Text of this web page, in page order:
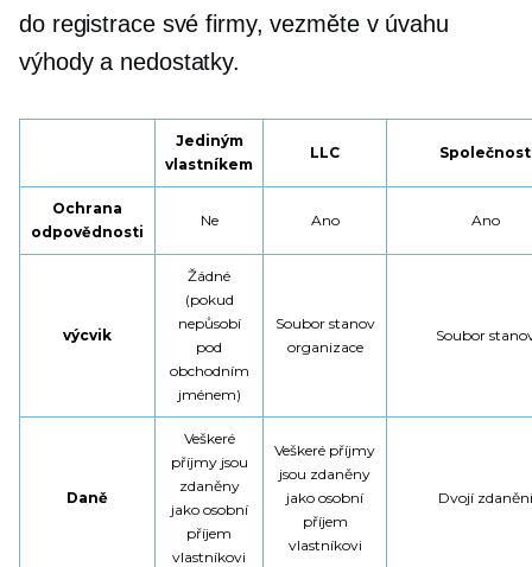
do registrace své firmy, vezměte v úvahu
výhody a nedostatky.
Jediným
vlastníkem
LLC Společnost
Ochrana
odpovědnosti
Ne Ano Ano
výcvik
Žádné
(pokud
nepůsobí
pod
obchodním
jménem)
Soubor stanov
organizace
Soubor
Daně
Veškeré
příjmy jsou
zdaněny
jako osobní
příjem
vlastníkovi
Veškeré příjmy
jsou zdaněny
jako osobní
příjem
vlastníkovi
Dvojí zdanění